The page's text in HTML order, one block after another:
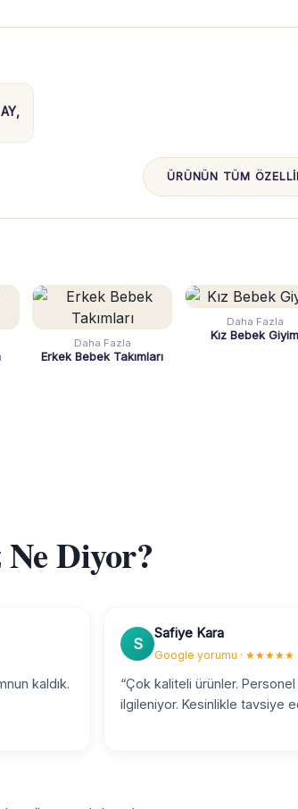
ÜRÜNÜN TÜM
Daha Fazla
Erkek Bebek Takımları
Daha Fazla
Kız Bebek Giyim
Diyor?
kaldık.
S
Safiye Kara
Google yorumu · ★★★★★
“Çok kaliteli ürünler.
ilgileniyor. Kesinlikle tavsiye